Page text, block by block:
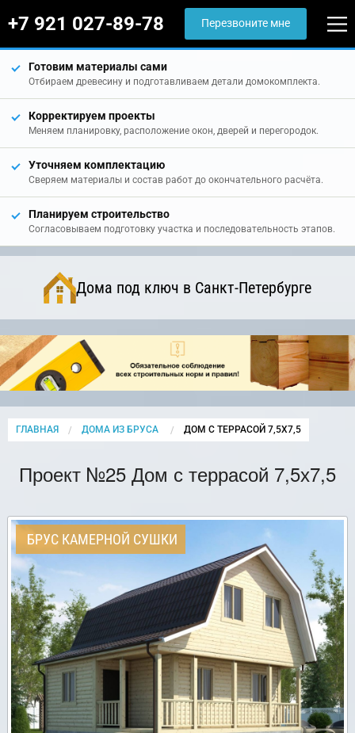
+7 921 027-89-78 Перезвоните мне
Готовим материалы сами
Отбираем древесину и подготавливаем детали домокомплекта.
Корректируем проекты
Меняем планировку, расположение окон, дверей и перегородок.
Уточняем комплектацию
Сверяем материалы и состав работ до окончательного расчёта.
Планируем строительство
Согласовываем подготовку участка и последовательность этапов.
Дома под ключ в Санкт-Петербурге
ГЛАВНАЯ ДОМА ИЗ БРУСА CURRENT:
ДОМ С ТЕРРАСОЙ 7,5Х7,5
Проект №25 Дом с террасой 7,5х7,5
БРУС КАМЕРНОЙ СУШКИ